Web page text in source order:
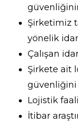
Şirketimiz
yönelik
Çalışan
Şirkete ait
güvenliğini
Lojistik
İtibar